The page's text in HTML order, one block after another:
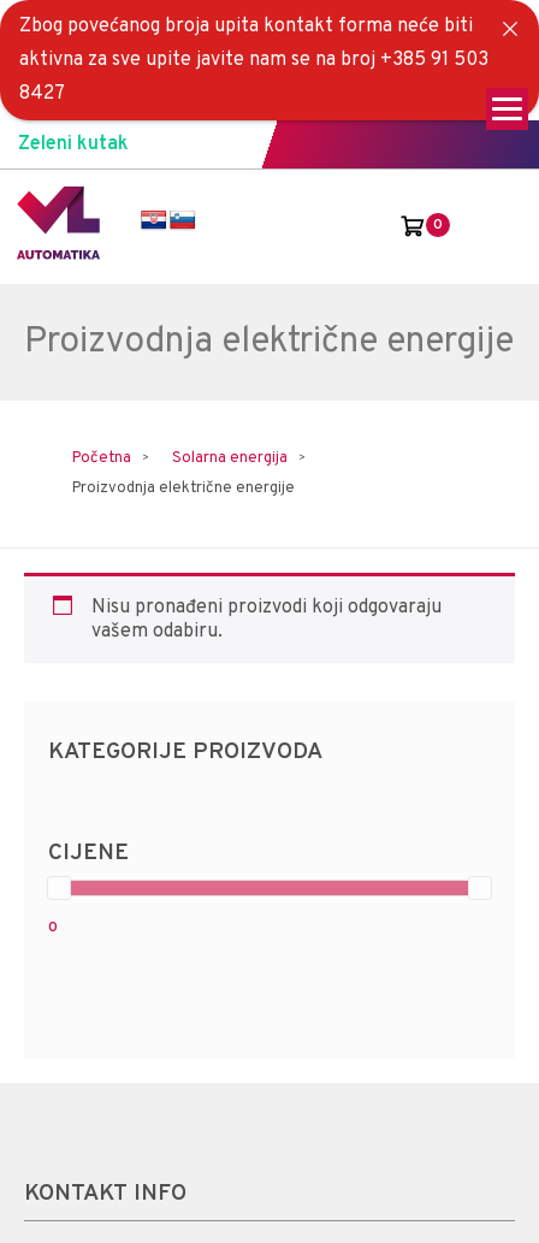
Zeleni kutak
0
Proizvodnja električne energije
Početna
Solarna energija
Proizvodnja električne energije
Nisu pronađeni proizvodi koji odgovaraju
vašem odabiru.
KATEGORIJE PROIZVODA
CIJENE
0
KONTAKT INFO
Zbog povećanog broja upita kontakt forma neće biti
aktivna za sve upite javite nam se na broj +385 91 503
8427